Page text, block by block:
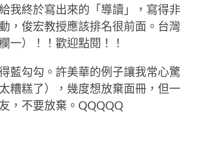
我終於寫出來的「導讀」，寫得非
，俊宏教授應該排名很前面。台灣
一）！！歡迎點閱！！
藍勾勾。許美華的例子讓我常心驚
糟糕了），幾度想放棄面冊，但一
，不要放棄。QQQQQ